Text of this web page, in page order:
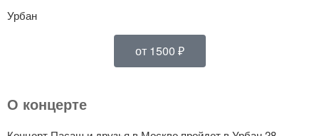
Урбан
от 1500 ₽
О концерте